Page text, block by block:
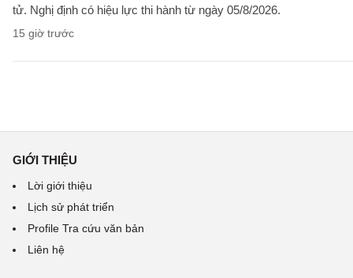
tử. Nghị định có hiệu lực thi hành từ ngày 05/8/2026.
15 giờ trước
GIỚI THIỆU
Lời giới thiệu
Lịch sử phát triển
Profile Tra cứu văn bản
Liên hệ